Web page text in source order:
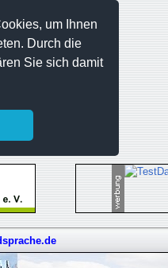
um Ihnen
Durch die
Sie sich damit